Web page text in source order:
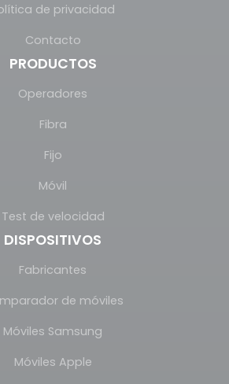
de privacidad
Contacto
PRODUCTOS
Operadores
Fibra
Fijo
Móvil
Test de velocidad
DISPOSITIVOS
Fabricantes
de móviles
Móviles Samsung
Móviles Apple